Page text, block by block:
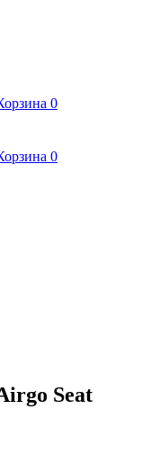
0
0
Seat